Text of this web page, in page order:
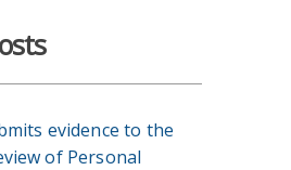
evidence to the
of Personal